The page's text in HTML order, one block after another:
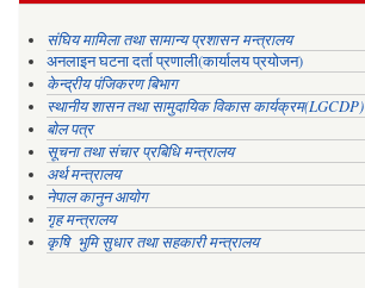
संघिय मामिला तथा सामान्य प्रशासन मन्त्रालय
अनलाइन घटना दर्ता प्रणाली(कार्यालय प्रयोजन)
केन्द्रीय पंजिकरण बिभाग
स्थानीय शासन तथा सामुदायिक विकास कार्यक्रम(LGCDP)
बोल पत्र
सूचना तथा संचार प्रबिधि मन्त्रालय
अर्थ मन्त्रालय
नेपाल कानुन आयोग
गृह मन्त्रालय
कृषि भुमि सुधार तथा सहकारी मन्त्रालय